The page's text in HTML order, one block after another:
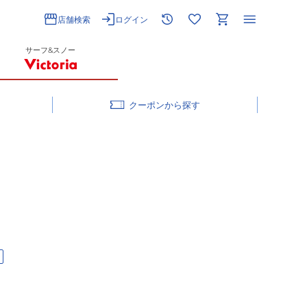
店舗検索 ログイン
サーフ&スノー
クーポン